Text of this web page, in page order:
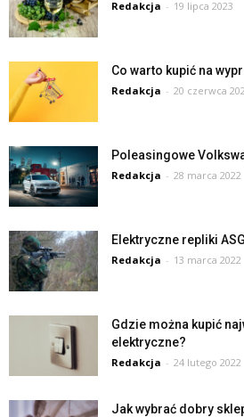
Redakcja - 19 lipca 2023
Co warto kupić na
Redakcja - 20 czerwca
Poleasingowe
Redakcja - 28 marca 2022
Elektryczne repliki
Redakcja - 13 marca 2022
Gdzie można kupić
elektryczne?
Redakcja - 24 lutego 2022
Jak wybrać dobry